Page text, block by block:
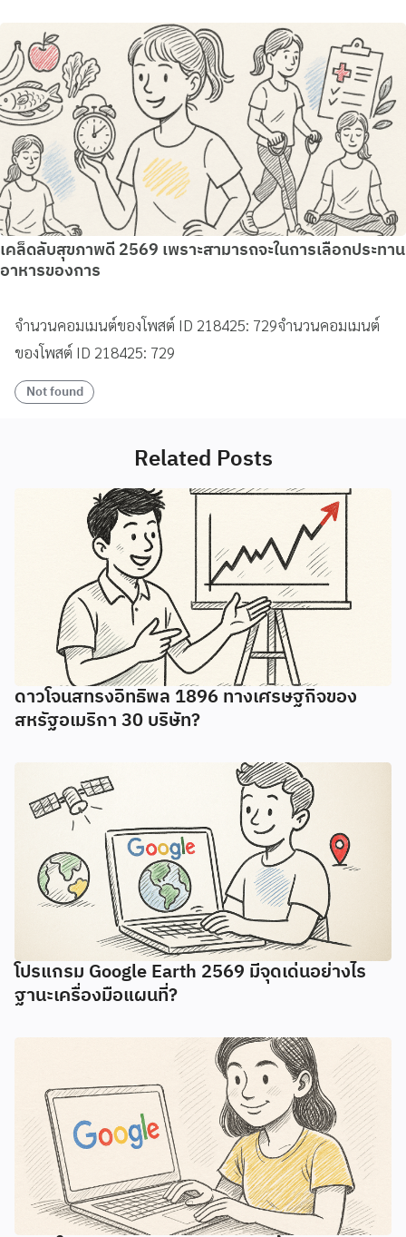
เคล็ดลับสุขภาพดี 2569 เพราะสามารถจะในการเลือกประทาน
อาหารของการ
จำนวนคอมเมนต์ของโพสต์ ID 218425: 729จำนวนคอมเมนต์
ของโพสต์ ID 218425: 729
Not found
Related Posts
ดาวโจนสทรงอิทธิพล 1896 ทางเศรษฐกิจของ
สหรัฐอเมริกา 30 บริษัท?
โปรแกรม Google Earth 2569 มีจุดเด่นอย่างไร
ฐานะเครื่องมือแผนที่?